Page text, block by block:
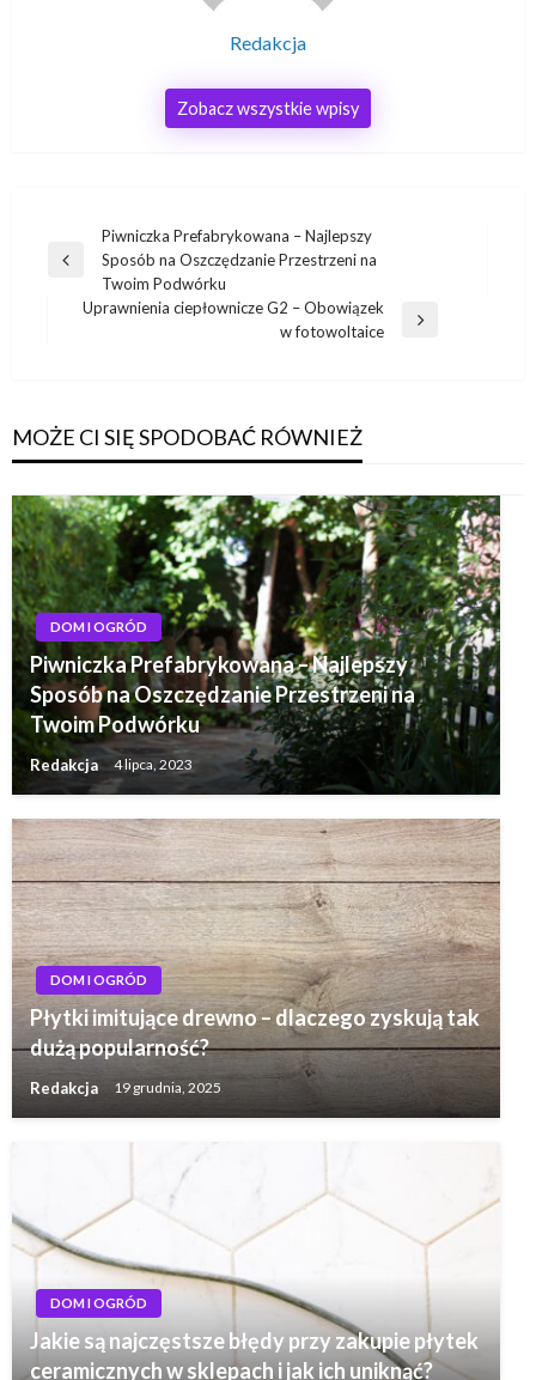
Redakcja
Zobacz wszystkie wpisy
Nawigacja
wpisu
Poprzedni
Piwniczka Prefabrykowana – Najlepszy
Sposób na Oszczędzanie Przestrzeni na
Twoim Podwórku
Uprawnienia ciepłownicze G2 – Obowiązek
w fotowoltaice
MOŻE CI SIĘ SPODOBAĆ RÓWNIEŻ
DOM I OGRÓD
Piwniczka Prefabrykowana – Najlepszy
Sposób na Oszczędzanie Przestrzeni na
Twoim Podwórku
Redakcja 4 lipca, 2023
DOM I OGRÓD
Płytki imitujące drewno – dlaczego zyskują tak
dużą popularność?
Redakcja 19 grudnia, 2025
DOM I OGRÓD
Jakie są najczęstsze błędy przy zakupie płytek
ceramicznych w sklepach i jak ich uniknąć?